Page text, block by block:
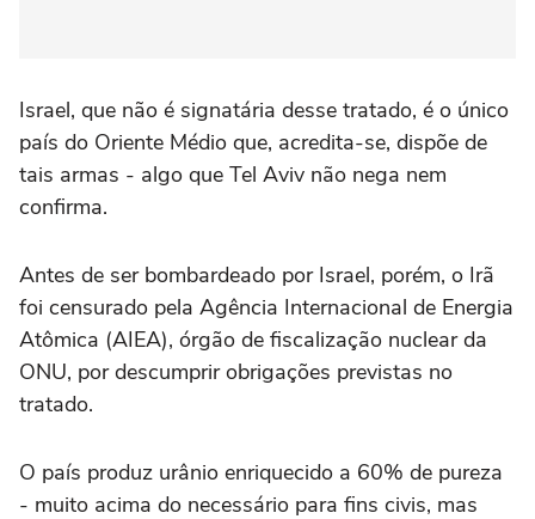
Israel, que não é signatária desse tratado, é o único
país do Oriente Médio que, acredita-se, dispõe de
tais armas - algo que Tel Aviv não nega nem
confirma.
Antes de ser bombardeado por Israel, porém, o Irã
foi censurado pela Agência Internacional de Energia
Atômica (AIEA), órgão de fiscalização nuclear da
ONU, por descumprir obrigações previstas no
tratado.
O país produz urânio enriquecido a 60% de pureza
- muito acima do necessário para fins civis, mas